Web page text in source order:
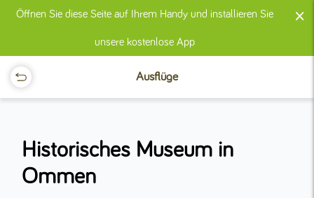
Öffnen Sie diese Seite auf Ihrem Handy und installieren Sie
unsere kostenlose App
×
Ausflüge
Historisches Museum in
Ommen